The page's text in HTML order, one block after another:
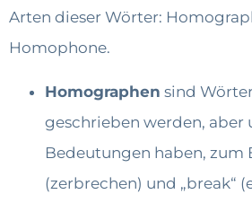
Arten dieser Wörter:
Homophone.
Homographen sind
geschrieben werden, aber
Bedeutungen haben, zum
(zerbrechen) und „break“